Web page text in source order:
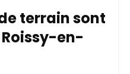
terrain sont
en-